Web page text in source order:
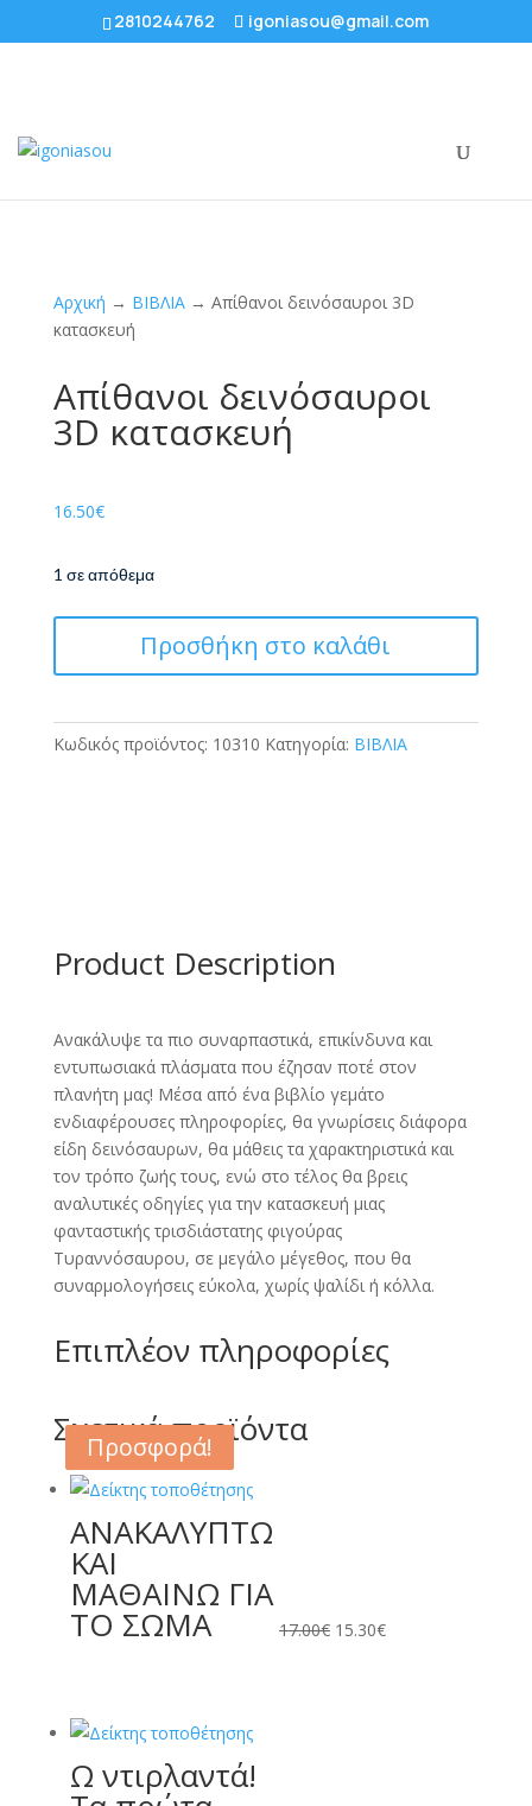
2810244762 igoniasou@gmail.com
Αρχική → ΒΙΒΛΙΑ→ Απίθανοι δεινόσαυροι 3D
κατασκευή
Απίθανοι δεινόσαυροι
3D κατασκευή
16.50€
1 σε απόθεμα
δεινόσαυροι
3D
ποσότητα
Προσθήκη στο καλάθι
Κωδικός προϊόντος: 10310 Κατηγορία: ΒΙΒΛΙΑ
Product Description
Ανακάλυψε τα πιο συναρπαστικά, επικίνδυνα και
εντυπωσιακά πλάσματα που έζησαν ποτέ στον
πλανήτη μας! Μέσα από ένα βιβλίο γεμάτο
ενδιαφέρουσες πληροφορίες, θα γνωρίσεις διάφορα
είδη δεινόσαυρων, θα μάθεις τα χαρακτηριστικά και
τον τρόπο ζωής τους, ενώ στο τέλος θα βρεις
αναλυτικές οδηγίες για την κατασκευή μιας
φανταστικής τρισδιάστατης φιγούρας
Τυραννόσαυρου, σε μεγάλο μέγεθος, που θα
συναρμολογήσεις εύκολα, χωρίς ψαλίδι ή κόλλα.
Επιπλέον πληροφορίες
Σχετικά προϊόντα
Προσφορά!
ΑΝΑΚΑΛΥΠΤΩ
ΚΑΙ
ΜΑΘΑΙΝΩ ΓΙΑ
ΤΟ ΣΩΜΑ 17.00€ 17.00€.
15.30€είναι:
Προσφορά!
Ω ντιρλαντά!